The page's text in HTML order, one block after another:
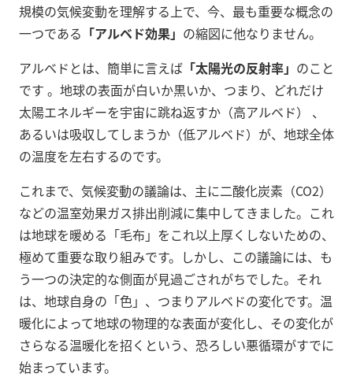
規模の気候変動を理解する上で、今、最も重要な概念の
一つである 「アルベド効果」 の縮図に他なりません。
アルベドとは、簡単に言えば 「太陽光の反射率」 のこと
です 。地球の表面が白いか黒いか、つまり、どれだけ
太陽エネルギーを宇宙に跳ね返すか（高アルベド） 、
あるいは吸収してしまうか（低アルベド）が、地球全体
の温度を左右するのです。
これまで、気候変動の議論は、主に二酸化炭素（CO2）
などの温室効果ガス排出削減に集中してきました。これ
は地球を暖める「毛布」をこれ以上厚くしないための、
極めて重要な取り組みです。しかし、この議論には、も
う一つの決定的な側面が見過ごされがちでした。それ
は、地球自身の「色」、つまりアルベドの変化です。温
暖化によって地球の物理的な表面が変化し、その変化が
さらなる温暖化を招くという、恐ろしい悪循環がすでに
始まっています。